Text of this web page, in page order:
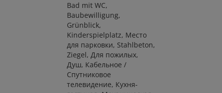
Bad mit WC
Baubewilligung
Grünblick
Kinderspielplatz Mесто
для парковки Stahlbeton
Ziegel Для пожилых
Душ Кабельное /
Спутниковое
телевидение Кухня-